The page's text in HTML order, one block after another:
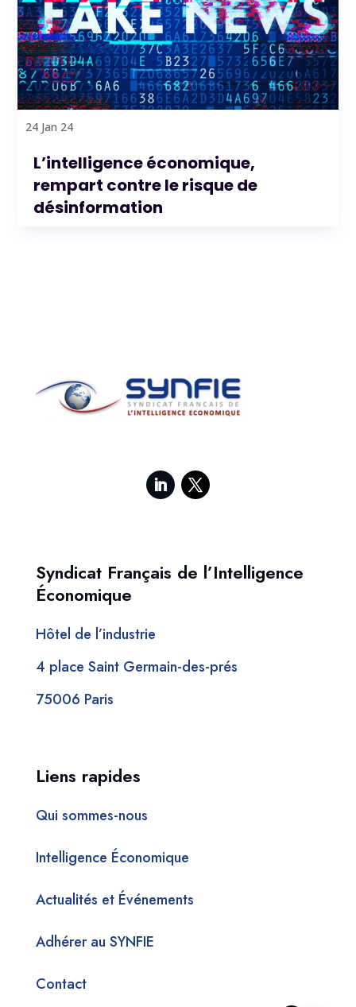
24 Jan 24
L’intelligence économique,
rempart contre le risque de
désinformation
Syndicat Français de l’Intelligence
Économique
Hôtel de l’industrie
4 place Saint Germain-des-prés
75006 Paris
Liens rapides
Qui sommes-nous
Intelligence Économique
Actualités et Événements
Adhérer au SYNFIE
Contact